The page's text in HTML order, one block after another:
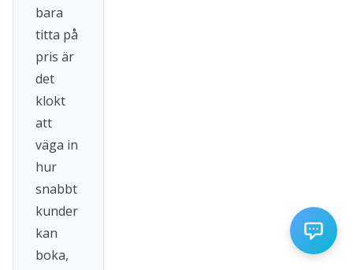
bara
titta på
pris är
det
klokt
att
väga in
hur
snabbt
kunder
kan
boka,